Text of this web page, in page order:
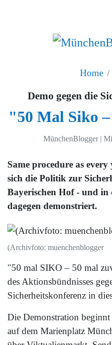
Home
Demo gegen die
"50 Mal Siko
MünchenBlogger
Same procedure as
sich die Politik zur
Bayerischen Hof - und
dagegen demonstriert.
(Archivfoto: muenchenblogger
"50 mal SIKO – 50 mal
des Aktionsbündnisses
Sicherheitskonferenz in
Die Demonstration
auf dem Marienplatz